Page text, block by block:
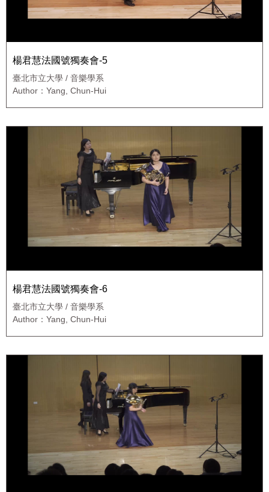
楊君慧法國號獨奏會-5
臺北市立大學 / 音樂學系
Author：Yang, Chun-Hui
楊君慧法國號獨奏會-6
臺北市立大學 / 音樂學系
Author：Yang, Chun-Hui